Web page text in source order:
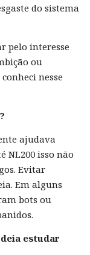
do sistema
pelo interesse
ou
nesse
ajudava
NL200 isso não
Evitar
Em alguns
bots ou
estudar